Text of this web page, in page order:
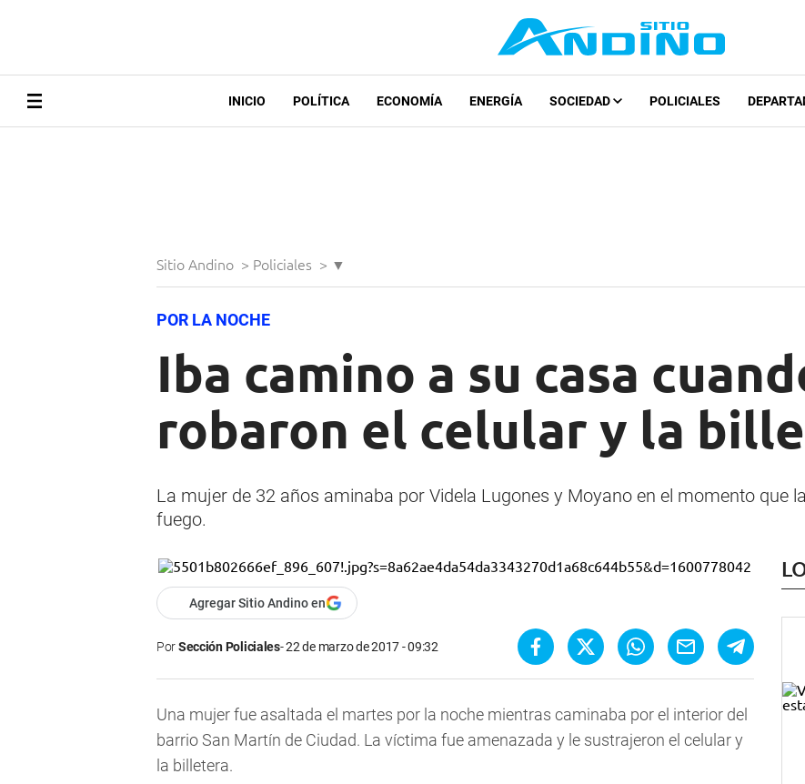
INICIO POLÍTICA ECONOMÍA ENERGÍA SOCIEDAD POLICIALES
Sitio Andino > Policiales > ▼
POR LA NOCHE
Iba camino a su casa
robaron el celular y la
La mujer de 32 años aminaba por Videla Lugones y Moyano en el momento que
fuego.
Agregar Sitio Andino en
PorSección Policiales 22 de marzo de 2017 - 09:32
Una mujer fue asaltada el martes por la noche mientras caminaba por el interior del
barrio San Martín de Ciudad. La víctima fue amenazada y le sustrajeron el celular y
la billetera.